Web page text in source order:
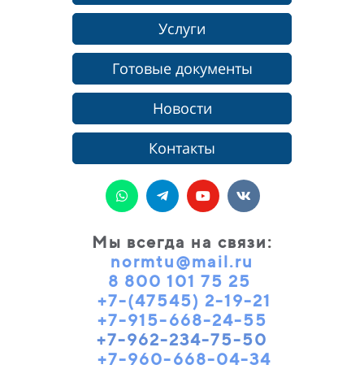
Услуги
Готовые документы
Новости
Контакты
Мы всегда на связи:
normtu@mail.ru
8 800 101 75 25
+7-(47545) 2-19-21
+7-915-668-24-55
+7-962-234-75-50
+7-960-668-04-34